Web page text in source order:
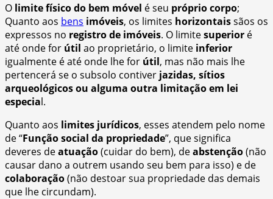
O limite físico do bem móvel é seu próprio corpo;
Quanto aos bens imóveis, os limites horizontaissãos os
expressos no registro de imóveis. O limitesuperior é
até onde for útil ao proprietário, o limite inferior
igualmente é até onde lhe for útil, mas não mais lhe
pertencerá se o subsolo contiver jazidas, sítios
arqueológicos ou alguma outra limitação em lei
especial.
Quanto aos limites jurídicos, esses atendem pelo nome
de “Função social da propriedade”, que significa
deveres deatuação(cuidar do bem), deabstenção(não
causar dano a outrem usando seu bem para isso) e de
colaboração(não destoar sua propriedade das demais
que lhe circundam).